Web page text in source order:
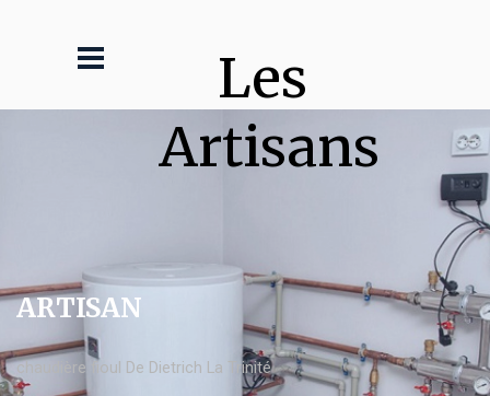
Les
Artisans
ARTISAN
chaudière fioul De Dietrich La Trinité